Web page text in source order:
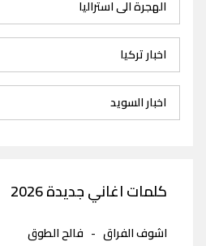
الهجرة الى استراليا
اخبار تركيا
اخبار السويد
كلمات اغاني جديدة 2026
اشوف الفراق - فالح الطوق